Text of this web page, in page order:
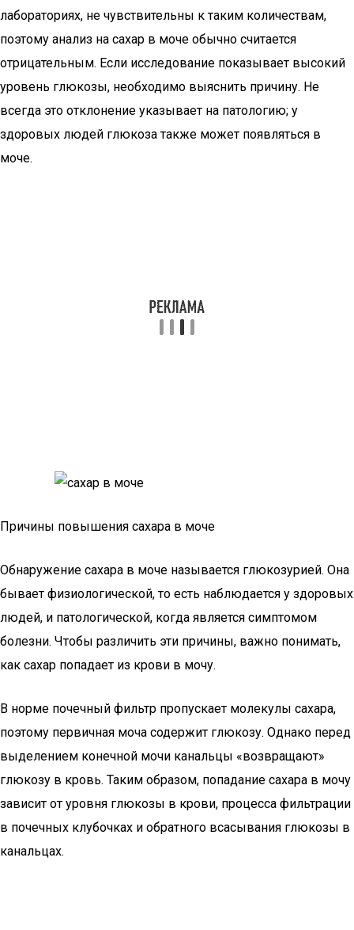
лабораториях, не чувствительны к таким количествам,
поэтому анализ на сахар в моче обычно считается
отрицательным. Если исследование показывает высокий
уровень глюкозы, необходимо выяснить причину. Не
всегда это отклонение указывает на патологию; у
здоровых людей глюкоза также может появляться в
моче.
Причины повышения сахара в моче
Обнаружение сахара в моче называется глюкозурией. Она
бывает физиологической, то есть наблюдается у здоровых
людей, и патологической, когда является симптомом
болезни. Чтобы различить эти причины, важно понимать,
как сахар попадает из крови в мочу.
В норме почечный фильтр пропускает молекулы сахара,
поэтому первичная моча содержит глюкозу. Однако перед
выделением конечной мочи канальцы «возвращают»
глюкозу в кровь. Таким образом, попадание сахара в мочу
зависит от уровня глюкозы в крови, процесса фильтрации
в почечных клубочках и обратного всасывания глюкозы в
канальцах.